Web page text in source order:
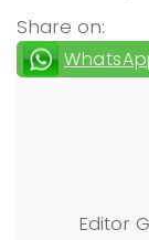
Share on:
Editor